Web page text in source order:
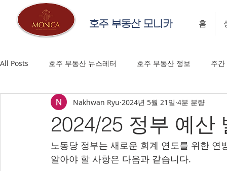
호주 부동산 모니카 홈
All Posts 호주 부동산 뉴스레터 호주 부동산 정보 주
2024/25 정부 예산
Nakhwan Ryu 2024년 5월 21일 4분 분량
노동당 정부는 새로운 회계 연도를 위한
알아야 할 사항은 다음과 같습니다.